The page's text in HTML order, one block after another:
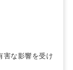
害な影響を受け